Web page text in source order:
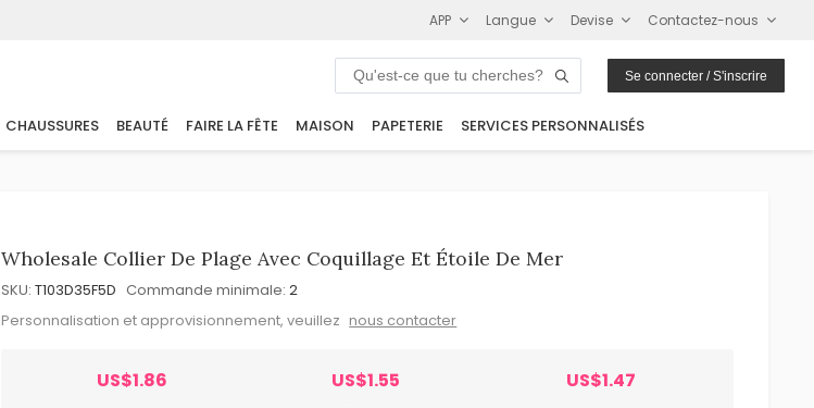
APP Langue Devise Contactez-nous
Se connecter / S'inscrire
CHAUSSURES BEAUTÉ FAIRE LA FÊTE MAISON PAPETERIE SERVICES PERSONNALISÉS
Wholesale Collier De Plage Avec Coquillage Et Étoile De Mer
SKU: T103D35F5D Commande minimale: 2
Personnalisation et approvisionnement, veuillez nous contacter
US$1.86 US$1.55 US$1.47